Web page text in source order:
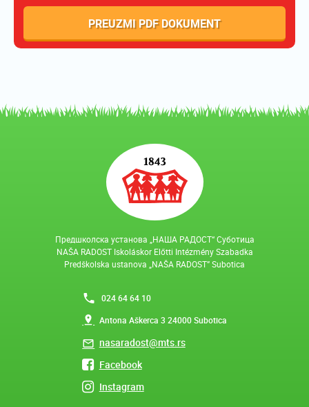
PREUZMI PDF DOKUMENT
024 64 64 10
Antona Aškerca 3 24000 Subotica
nasaradost@mts.rs
Facebook
Instagram
Предшколска установа „НАША РАДОСТ“ Суботица
NAŠA RADOST Iskoláskor Előtti Intézmény Szabadka
Predškolska ustanova „NAŠA RADOST” Subotica